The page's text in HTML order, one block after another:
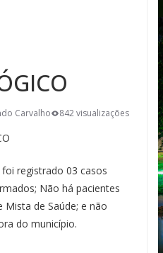
Carvalho 842 visualizações
registrado 03 casos
Não há pacientes
Mista de Saúde; e não
do município.